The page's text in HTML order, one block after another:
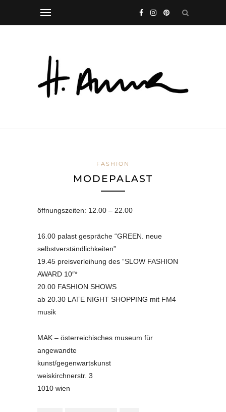
FASHION
MODEPALAST
öffnungszeiten: 12.00 – 22.00
16.00 palast gespräche “GREEN. neue
selbstverständlichkeiten”
19.45 preisverleihung des “SLOW FASHION
AWARD 10″*
20.00 FASHION SHOWS
ab 20.30 LATE NIGHT SHOPPING mit FM4
musik
MAK – österreichisches museum für
angewandte
kunst/gegenwartskunst
weiskirchnerstr. 3
1010 wien